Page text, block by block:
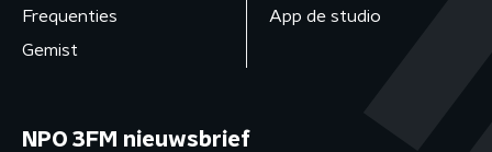
Frequenties
Gemist
App de studio
NPO 3FM nieuwsbrief